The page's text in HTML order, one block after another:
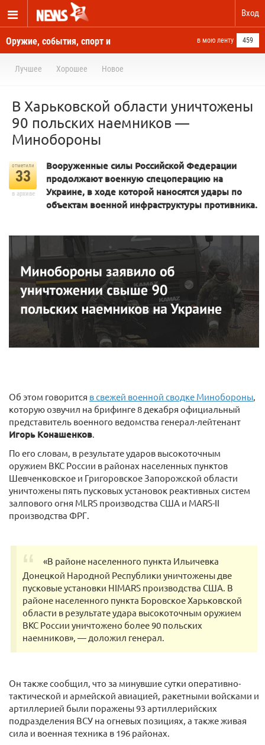
Вход
Оружие, события, спорт и
новости отовсюду
в мою ленту 459
Лучшее Хорошее Новое
В Харьковской области уничтожены
90 польских наемников —
Минобороны
отметили
33
в архиве
Вооруженные силы Российской Федерации
продолжают военную спецоперацию на
Украине, в ходе которой наносятся удары по
объектам военной инфраструктуры противника.
Об этом говорится в свежей военной сводке Минобороны,
которую озвучил на брифинге 8 декабря официальный
представитель военного ведомства генерал-лейтенант
Игорь Конашенков.
По его словам, в результате ударов высокоточным
оружием ВКС России в районах населенных пунктов
Шевченковское и Григоровское Запорожской области
уничтожены пять пусковых установок реактивных систем
залпового огня MLRS производства США и MARS-II
производства ФРГ.
«В районе населенного пункта Ильичевка
Донецкой Народной Республики уничтожены две
пусковые установки HIMARS производства США. В
районе населенного пункта Боровское Харьковской
области в результате удара высокоточным оружием
ВКС России уничтожено более 90 польских
наемников», — доложил генерал.
Он также сообщил, что за минувшие сутки оперативно-
тактической и армейской авиацией, ракетными войсками и
артиллерией были поражены 93 артиллерийских
подразделения ВСУ на огневых позициях, а также живая
сила и военная техника в 196 районах.